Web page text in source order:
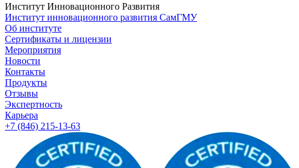
Институт Инновационного Развития
Институт инновационного развития СамГМУ
Об институте
Сертификаты и лицензии
Мероприятия
Новости
Контакты
Продукты
Отзывы
Экспертность
Карьера
+7 (846) 215-13-63